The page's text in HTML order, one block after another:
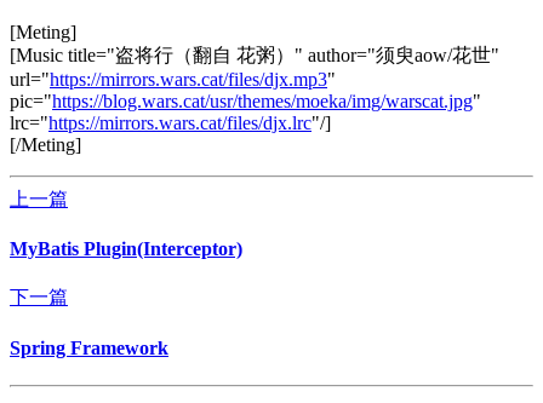
[Meting]
[Music title="盗将行（翻自 花粥）" author="须臾aow/花世"
url="https://mirrors.wars.cat/files/djx.mp3"
pic="https://blog.wars.cat/usr/themes/moeka/img/warscat.jpg"
lrc="https://mirrors.wars.cat/files/djx.lrc"/]
[/Meting]
上一篇
MyBatis Plugin(Interceptor)
下一篇
Spring Framework